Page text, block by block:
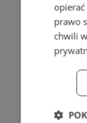
prawo
chwili